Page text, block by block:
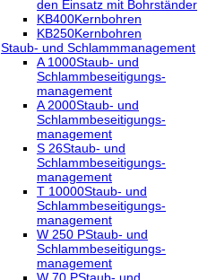
den Einsatz mit Bohrständer
KB400Kernbohren
KB250Kernbohren
Staub- und Schlammmanagement
A 1000Staub- und
Schlammbeseitigungs-
management
A 2000Staub- und
Schlammbeseitigungs-
management
S 26Staub- und
Schlammbeseitigungs-
management
T 10000Staub- und
Schlammbeseitigungs-
management
W 250 PStaub- und
Schlammbeseitigungs-
management